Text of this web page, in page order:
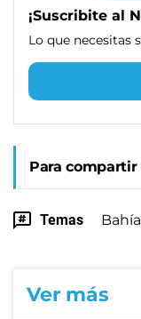
¡Suscribite al
Lo que necesitas
Para compartir
Temas
Ver más